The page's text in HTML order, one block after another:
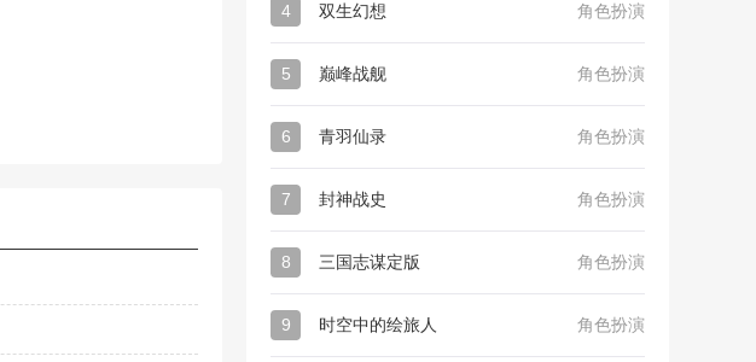
4 双生幻想 角色扮演
5 巅峰战舰 角色扮演
6 青羽仙录 角色扮演
7 封神战史 角色扮演
8 三国志谋定版 角色扮演
9 时空中的绘旅人 角色扮演